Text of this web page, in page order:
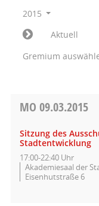
2015
Aktuell
Gremium
MO 09.03.2015
Sitzung des
Stadtentwicklung
17:00-22:40 Uhr
Akademiesaal der
Eisenhutstraße 6